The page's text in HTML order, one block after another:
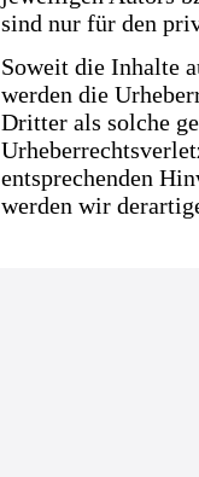
sind nur für den
Soweit die Inhalte
werden die
Dritter als solche
entsprechenden
werden wir